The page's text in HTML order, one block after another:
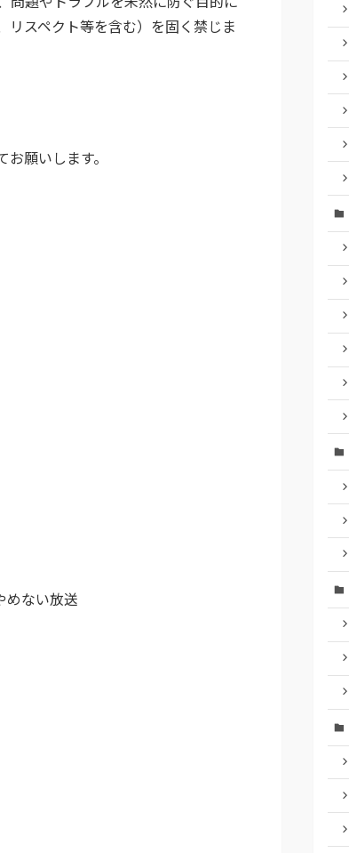
スペクト等を含む）を固く禁じま
願いします。
めない放送